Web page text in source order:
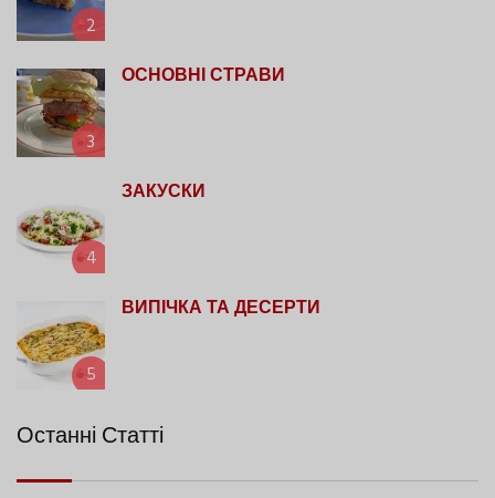
2
3
ОСНОВНІ СТРАВИ
4
ЗАКУСКИ
5
ВИПІЧКА ТА ДЕСЕРТИ
Останні Статті